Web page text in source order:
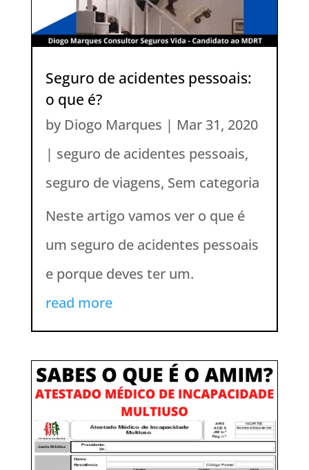
Seguro de acidentes pessoais:
o que é?
by Diogo Marques | Mar 31, 2020
| seguro de acidentes pessoais,
seguro de viagens, Sem categoria
Neste artigo vamos ver o que é
um seguro de acidentes pessoais
e porque deves ter um.
read more